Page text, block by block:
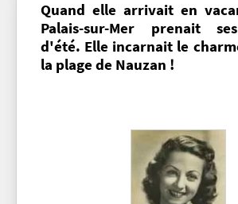
Quand elle arrivait en
Palais-sur-Mer prenait
d'été. Elle incarnait le
la plage de Nauzan !